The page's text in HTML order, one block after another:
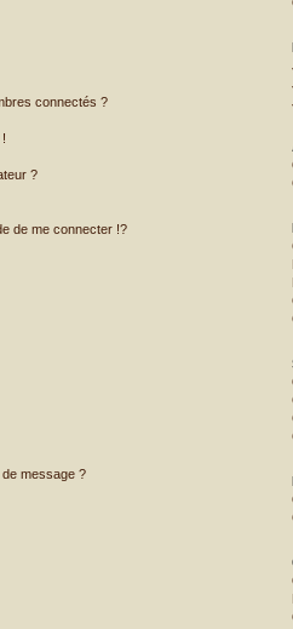
connectés ?
?
de me connecter !?
message ?